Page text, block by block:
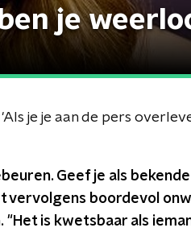
je
je je aan de pers
Geef je als
vervolgens boordevol
"Het is kwetsbaar als